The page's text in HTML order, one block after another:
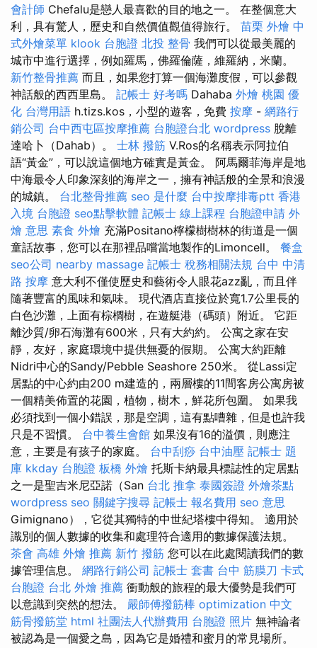
會計師 Chefalu是戀人最喜歡的目的地之一。 在整個意大
利，具有驚人，歷史和自然價值觀值得旅行。 苗栗 外燴 中
式外燴菜單 klook 台胞證 北投 整骨 我們可以從最美麗的
城市中進行選擇，例如羅馬，佛羅倫薩，維羅納，米蘭。
新竹整骨推薦 而且，如果您打算一個海灘度假，可以參觀
神話般的西西里島。 記帳士 好考嗎 Dahaba 外燴 桃園 優
化 台灣用語 h.tizs.kos，小型的遊客，免費 按摩 - 網路行
銷公司 台中西屯區按摩推薦 台胞證台北 wordpress 脫離
達哈卜（Dahab）。 士林 撥筋 V.Ros的名稱表示阿拉伯
語“黃金”，可以說這個地方確實是黃金。 阿馬爾菲海岸是地
中海最令人印象深刻的海岸之一，擁有神話般的全景和浪漫
的城鎮。 台北整骨推薦 seo 是什麼 台中按摩排毒ptt 香港
入境 台胞證 seo點擊軟體 記帳士 線上課程 台胞證申請 外
燴 意思 素食 外燴 充滿Positano檸檬樹樹林的街道是一個
童話故事，您可以在那裡品嚐當地製作的Limoncell。 餐盒
seo公司 nearby massage 記帳士 稅務相關法規 台中 中清
路 按摩 意大利不僅使歷史和藝術令人眼花azz亂，而且伴
隨著豐富的風味和氣味。 現代酒店直接位於寬1.7公里長的
白色沙灘，上面有棕櫚樹，在遊艇港（碼頭）附近。 它距
離沙質/卵石海灘有600米，只有大約約。 公寓之家在安
靜，友好，家庭環境中提供無憂的假期。 公寓大約距離
Nidri中心的Sandy/Pebble Seashore 250米。 從Lassi定
居點的中心約由200 m建造的，兩層樓的11間客房公寓房被
一個精美佈置的花園，植物，樹木，鮮花所包圍。 如果我
必須找到一個小錯誤，那是空調，這有點嘈雜，但是也許我
只是不習慣。 台中養生會館 如果沒有16的溢價，則應注
意，主要是有孩子的家庭。 台中刮痧 台中油壓 記帳士 題
庫 kkday 台胞證 板橋 外燴 托斯卡納最具標誌性的定居點
之一是聖吉米尼亞諾（San 台北 推拿 泰國簽證 外燴茶點
wordpress seo 關鍵字搜尋 記帳士 報名費用 seo 意思
Gimignano），它從其獨特的中世紀塔樓中得知。 適用於
識別的個人數據的收集和處理符合適用的數據保護法規。
茶會 高雄 外燴 推薦 新竹 撥筋 您可以在此處閱讀我們的數
據管理信息。 網路行銷公司 記帳士 套書 台中 筋膜刀 卡式
台胞證 台北 外燴 推薦 衝動般的旅程的最大優勢是我們可
以意識到突然的想法。 嚴師傅撥筋棒 optimization 中文
筋骨撥筋堂 html 社團法人代辦費用 台胞證 照片 無神論者
被認為是一個愛之島，因為它是婚禮和蜜月的常見場所。